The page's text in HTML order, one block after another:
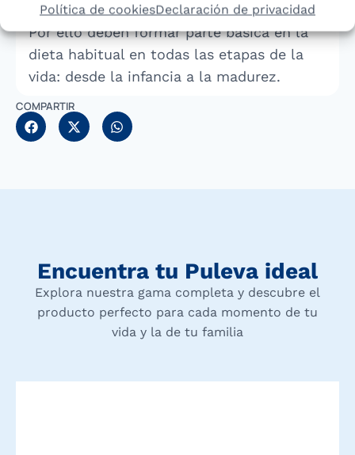
Política de cookiesDeclaración de privacidad
facilita una mejor absorción de nutrientes.
Por ello deben formar parte básica en la
dieta habitual en todas las etapas de la
vida: desde la infancia a la madurez.
COMPARTIR
Encuentra tu Puleva ideal
Explora nuestra gama completa y descubre el
producto perfecto para cada momento de tu
vida y la de tu familia